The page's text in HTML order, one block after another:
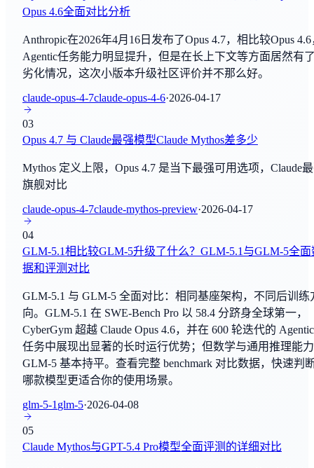
GPT-5.6 Sol
ByOpenAI
GPT-5.6 Terra
ByOpenAI
GPT-5.6 Luna
ByOpenAI
GLM-GA
By字节跳动Seed团队
By百度
Gemini 3.5 Flash
ByGoogle Deep Mind
Gemini 3.5 Pro
By Google Deep Mind
By智谱AI
阅读理解
MATH
数学推理
BBH
ARC-AGI
综合评估
GPQA Diamond
综合评估
SimpleQA
常识问答
编程与软件工程
SWE-bench Verified
Opus 4.6全面对比分析
Anthropic在2026年4月16日发布了Opus 4.7，相比较Opus 4.6
Agentic任务能力明显提升，但是在长上下文等方面居然有
劣化情况，这次小版本升级社区评价并不那么好。
claude-opus-4-7claude-opus-4-6·2026-04-17
03
Opus 4.7 与 Claude最强模型Claude Mythos差多少
Mythos 定义上限，Opus 4.7 是当下最强可用选项，Claude
旗舰对比
claude-opus-4-7claude-mythos-preview·2026-04-17
04
GLM-5.1相比较GLM-5升级了什么？GLM-5.1与GLM-5全面
据和评测对比
GLM-5.1 与 GLM-5 全面对比：相同基座架构，不同后训练
向。GLM-5.1 在 SWE-Bench Pro 以 58.4 分跻身全球第一，
CyberGym 超越 Claude Opus 4.6，并在 600 轮迭代的 Agentic
任务中展现出显著的长时运行优势；但数学与通用推理能
GLM-5 基本持平。查看完整 benchmark 对比数据，快速判
哪款模型更适合你的使用场景。
glm-5-1 glm-5·2026-04-08
05
Claude Mythos与GPT-5.4 Pro模型全面评测的详细对比